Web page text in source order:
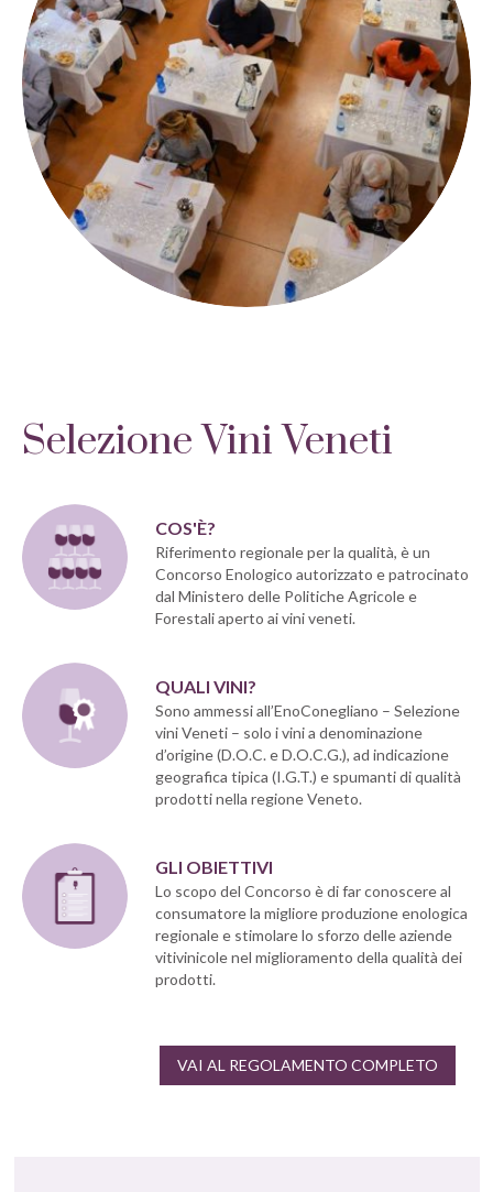
Selezione Vini Veneti
COS'È?
Riferimento regionale per la qualità, è un
Concorso Enologico autorizzato e patrocinato
dal Ministero delle Politiche Agricole e
Forestali aperto ai vini veneti.
QUALI VINI?
Sono ammessi all’EnoConegliano – Selezione
vini Veneti – solo i vini a denominazione
d’origine (D.O.C. e D.O.C.G.), ad indicazione
geografica tipica (I.G.T.) e spumanti di qualità
prodotti nella regione Veneto.
GLI OBIETTIVI
Lo scopo del Concorso è di far conoscere al
consumatore la migliore produzione enologica
regionale e stimolare lo sforzo delle aziende
vitivinicole nel miglioramento della qualità dei
prodotti.
VAI AL REGOLAMENTO COMPLETO